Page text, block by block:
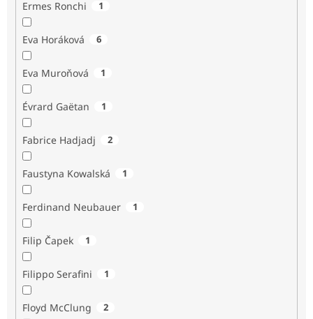
Ermes Ronchi 1
Eva Horáková 6
Eva Muroňová 1
Évrard Gaëtan 1
Fabrice Hadjadj 2
Faustyna Kowalská 1
Ferdinand Neubauer 1
Filip Čapek 1
Filippo Serafini 1
Floyd McClung 2